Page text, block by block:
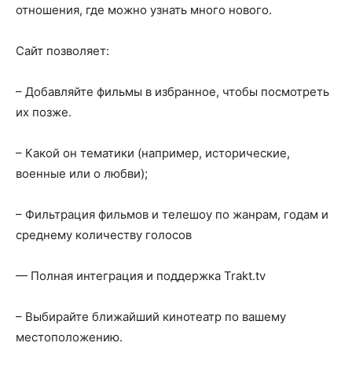
отношения, где можно узнать много нового.
Сайт позволяет:
– Добавляйте фильмы в избранное, чтобы посмотреть
их позже.
– Какой он тематики (например, исторические,
военные или о любви);
– Фильтрация фильмов и телешоу по жанрам, годам и
среднему количеству голосов
— Полная интеграция и поддержка Trakt.tv
– Выбирайте ближайший кинотеатр по вашему
местоположению.